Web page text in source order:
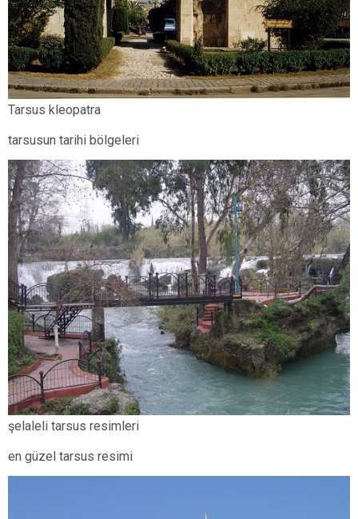
Tarsus kleopatra
tarsusun tarihi bölgeleri
şelaleli tarsus resimleri
en güzel tarsus resimi